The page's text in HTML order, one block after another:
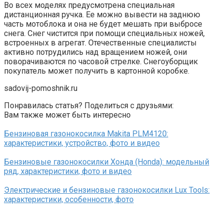
Во всех моделях предусмотрена специальная
дистанционная ручка. Ее можно вывести на заднюю
часть мотоблока и она не будет мешать при выбросе
снега. Снег чистится при помощи специальных ножей,
встроенных в агрегат. Отечественные специалисты
активно потрудились над вращением ножей, они
поворачиваются по часовой стрелке. Снегоуборщик
покупатель может получить в картонной коробке.
sadovij-pomoshnik.ru
Понравилась статья? Поделиться с друзьями:
Вам также может быть интересно
Бензиновая газонокосилка Makita PLM4120:
характеристики, устройство, фото и видео
Бензиновые газонокосилки Хонда (Honda): модельный
ряд, характеристики, фото и видео
Электрические и бензиновые газонокосилки Lux Tools:
характеристики, особенности, фото